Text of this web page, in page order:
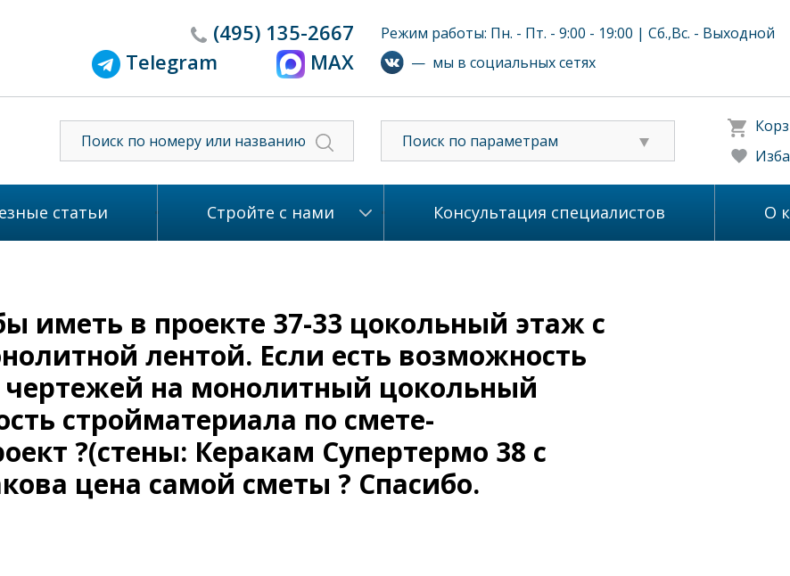
(495) 135-2667
Telegram
MAX
Режим работы: Пн. - Пт. - 9:00 - 19:00 | Сб.,Вс. - Выходной
— мы в социальных сетях
Поиск по параметрам
статьи Стройте с нами Консультация специалистов О
иметь в проекте 37-33 цокольный этаж с
лентой. Если есть возможность
чертежей на монолитный цокольный
стройматериала по смете-
?(стены: Керакам Супертермо 38 с
цена самой сметы ? Спасибо.